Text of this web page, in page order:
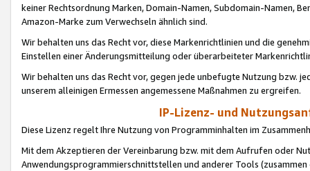
keiner Rechtsordnung Marken, Domain-Namen, Subdomain-Namen,
Amazon-Marke zum Verwechseln ähnlich sind.
Wir behalten uns das Recht vor, diese Markenrichtlinien und die
Einstellen einer Änderungsmitteilung oder überarbeiteter
Wir behalten uns das Recht vor, gegen jede unbefugte Nutzung bzw.
unserem alleinigen Ermessen angemessene Maßnahmen zu ergreifen.
IP-Lizenz- und
Diese Lizenz regelt Ihre Nutzung von Programminhalten im
Mit dem Akzeptieren der Vereinbarung bzw. mit dem Aufrufen oder
Anwendungsprogrammierschnittstellen und anderer Tools (zusammen